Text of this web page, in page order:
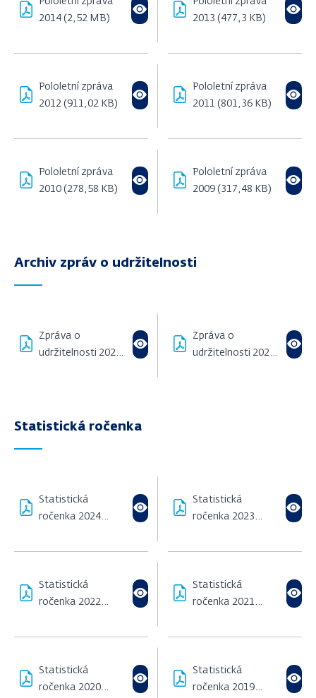
2014 (2,52 MB)
2013 (477,3 KB)
Pololetní zpráva
2012 (911,02 KB)
Pololetní zpráva
2011 (801,36 KB)
Pololetní zpráva
2010 (278,58 KB)
Pololetní zpráva
2009 (317,48 KB)
Archiv zpráv o udržitelnosti
Zpráva o
udržitelnosti 2023
Zpráva o
udržitelnosti 2022
Statistická ročenka
Statistická
ročenka 2024
Statistická
ročenka 2023
Statistická
ročenka 2022
Statistická
ročenka 2021
Statistická
ročenka 2020
Statistická
ročenka 2019